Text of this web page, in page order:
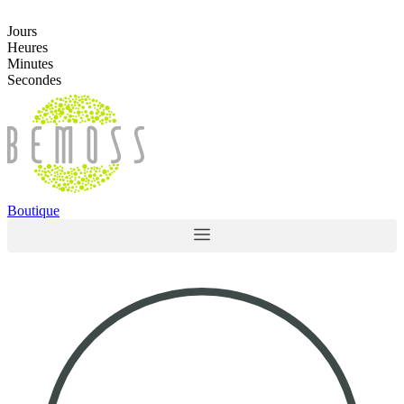
au
contenu
Jours
Heures
Minutes
Secondes
Boutique